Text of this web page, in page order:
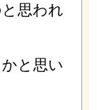
思われ
と思い